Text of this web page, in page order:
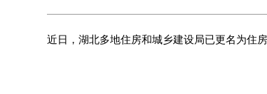
近日，湖北多地住房和城乡建设局已更名为住